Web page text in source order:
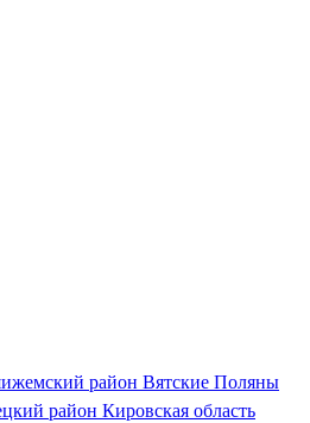
район Вятские Поляны
район Кировская область